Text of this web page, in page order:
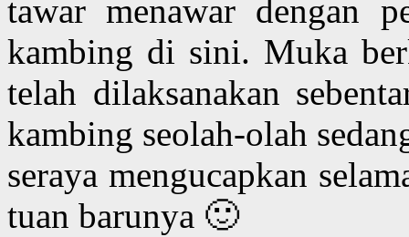
tawar menawar dengan
kambing di sini. Muka
telah dilaksanakan
kambing seolah-olah
seraya mengucapkan
tuan barunya 🙂